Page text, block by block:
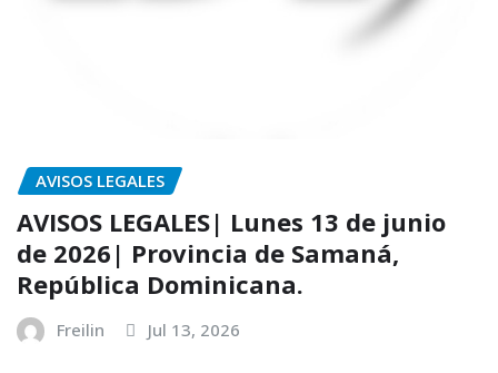
AVISOS LEGALES
AVISOS LEGALES| Lunes 13 de junio
de 2026| Provincia de Samaná,
República Dominicana.
Freilin Jul 13, 2026